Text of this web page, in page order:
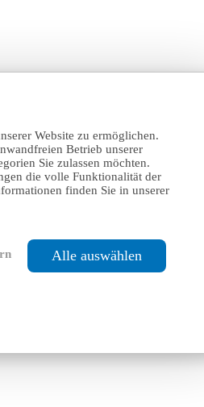
Website zu ermöglichen.
Betrieb unserer
Sie zulassen möchten.
die volle Funktionalität der
finden Sie in unserer
Alle auswählen